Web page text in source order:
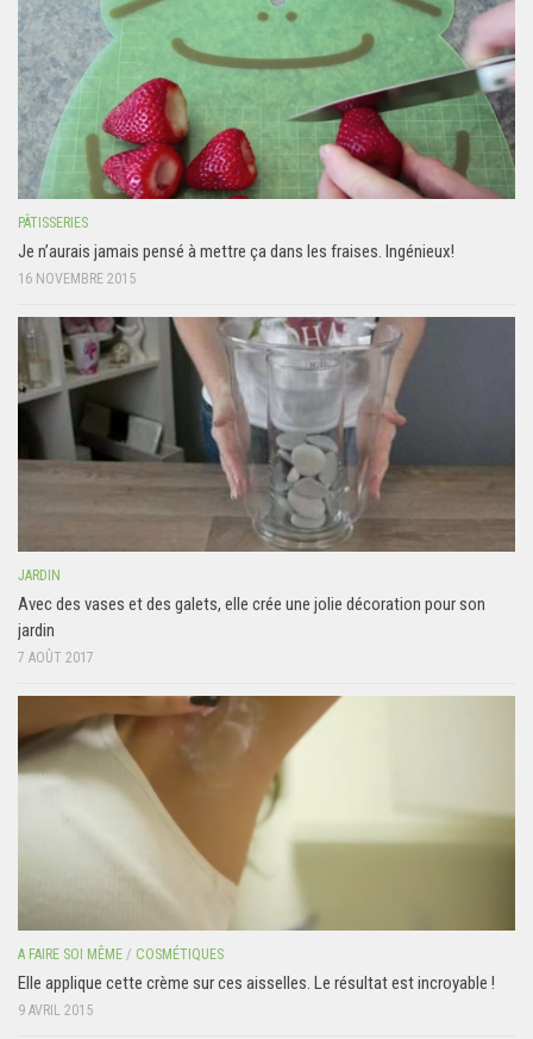
PÂTISSERIES
Je n’aurais jamais pensé à mettre ça dans les fraises. Ingénieux!
16 NOVEMBRE 2015
JARDIN
Avec des vases et des galets, elle crée une jolie décoration pour son
jardin
7 AOÛT 2017
A FAIRE SOI MÊME / COSMÉTIQUES
Elle applique cette crème sur ces aisselles. Le résultat est incroyable !
9 AVRIL 2015